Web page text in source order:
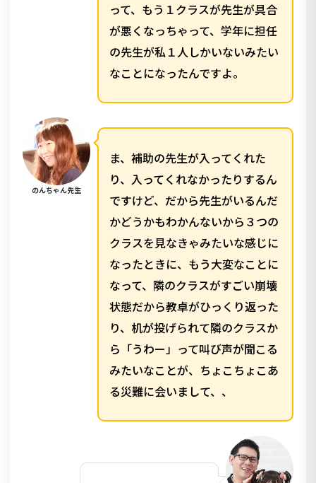
って、もう１クラスが先生が具合
が悪くなっちゃって、学年に担任
の先生が私１人しかいないみたい
なことになったんですよ。
のんちゃん先生
ま、補助の先生が入ってくれた
り、入ってくれなかったりするん
ですけど、だから先生がいるんだ
かどうかもわかんないから３つの
クラスを見なきゃみたいな感じに
なったときに、もう大変なことに
なって、隣のクラスがすごい崩壊
状態だから教卓がひっくり返った
り、机が投げられて隣のクラスか
ら「うわー」って叫び声が聞こる
みたいなことが、ちょこちょこあ
る災難に会いまして、、